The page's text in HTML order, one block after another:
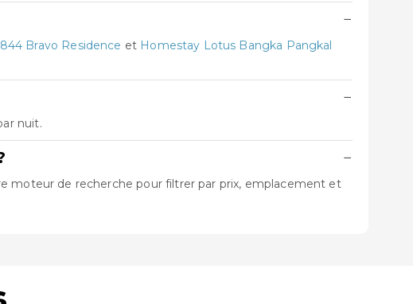
−
Bravo Residence et Homestay Lotus Bangka Pangkal
−
nuit.
−
moteur de recherche pour filtrer par prix, emplacement et